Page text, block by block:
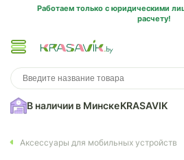
Работаем только с юридическими
расчету!
В наличии в МинскеKRASAVIK
Аксессуары для мобильных устройств